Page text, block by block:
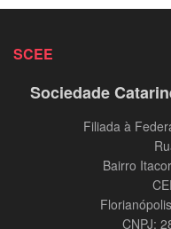
SCEE
Sociedade
Filiada à
Bairro
CNPJ: